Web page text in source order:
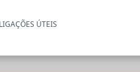
LIGAÇÕES ÚTEIS